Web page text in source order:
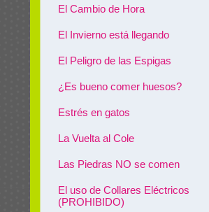
El Cambio de Hora
El Invierno está llegando
El Peligro de las Espigas
¿Es bueno comer huesos?
Estrés en gatos
La Vuelta al Cole
Las Piedras NO se comen
El uso de Collares Eléctricos
(PROHIBIDO)